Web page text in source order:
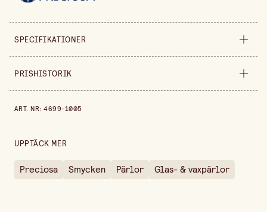
SPECIFIKATIONER
Bredd 140 mm
Förpackningsmängd
PRISHISTORIK
ART. NR:4699-1005
UPPTÄCK MER
Preciosa Smycken Pärlor Glas- & vaxpärlor